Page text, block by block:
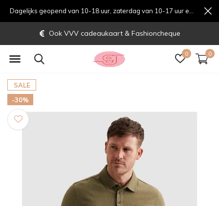
0 0
Ook VVV cadeaukaart & Fashioncheque
SALE
-30%